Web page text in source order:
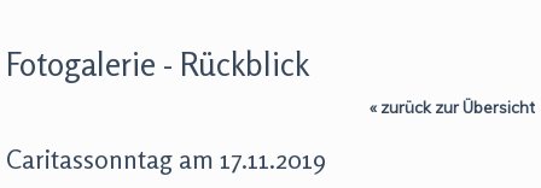
Fotogalerie - Rückblick
« zurück zur Übersicht
Caritassonntag am 17.11.2019